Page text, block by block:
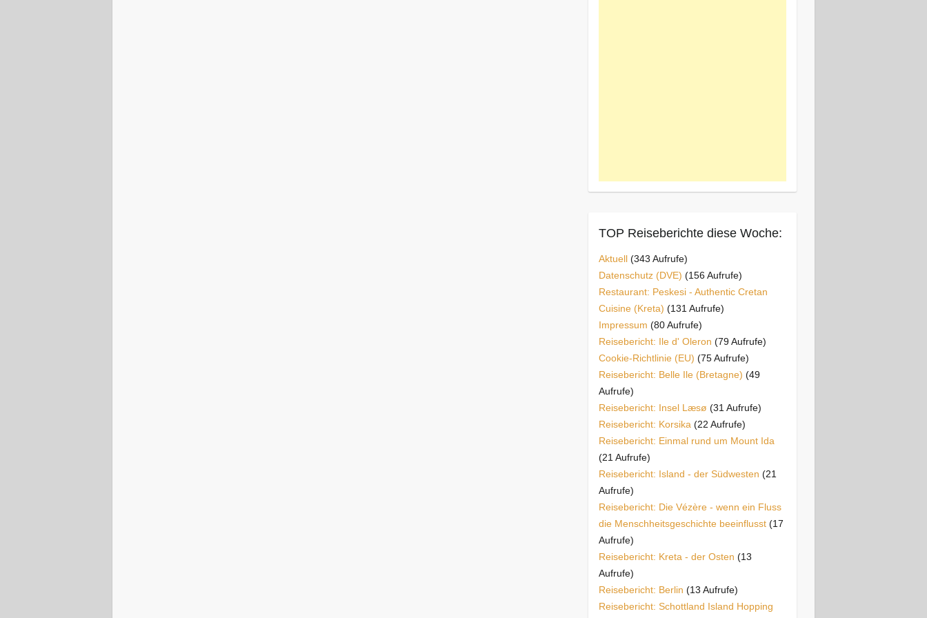
TOP Reiseberichte diese Woche:
Aktuell (343 Aufrufe)
Datenschutz (DVE) (156 Aufrufe)
Restaurant: Peskesi - Authentic Cretan
Cuisine (Kreta) (131 Aufrufe)
Impressum (80 Aufrufe)
Reisebericht: Ile d' Oleron (79 Aufrufe)
Cookie-Richtlinie (EU) (75 Aufrufe)
Reisebericht: Belle Ile (Bretagne) (49
Aufrufe)
Reisebericht: Insel Læsø (31 Aufrufe)
Reisebericht: Korsika (22 Aufrufe)
Reisebericht: Einmal rund um Mount Ida
(21 Aufrufe)
Reisebericht: Island - der Südwesten (21
Aufrufe)
Reisebericht: Die Vézère - wenn ein Fluss
die Menschheitsgeschichte beeinflusst (17
Aufrufe)
Reisebericht: Kreta - der Osten (13
Aufrufe)
Reisebericht: Berlin (13 Aufrufe)
Reisebericht: Schottland Island Hopping